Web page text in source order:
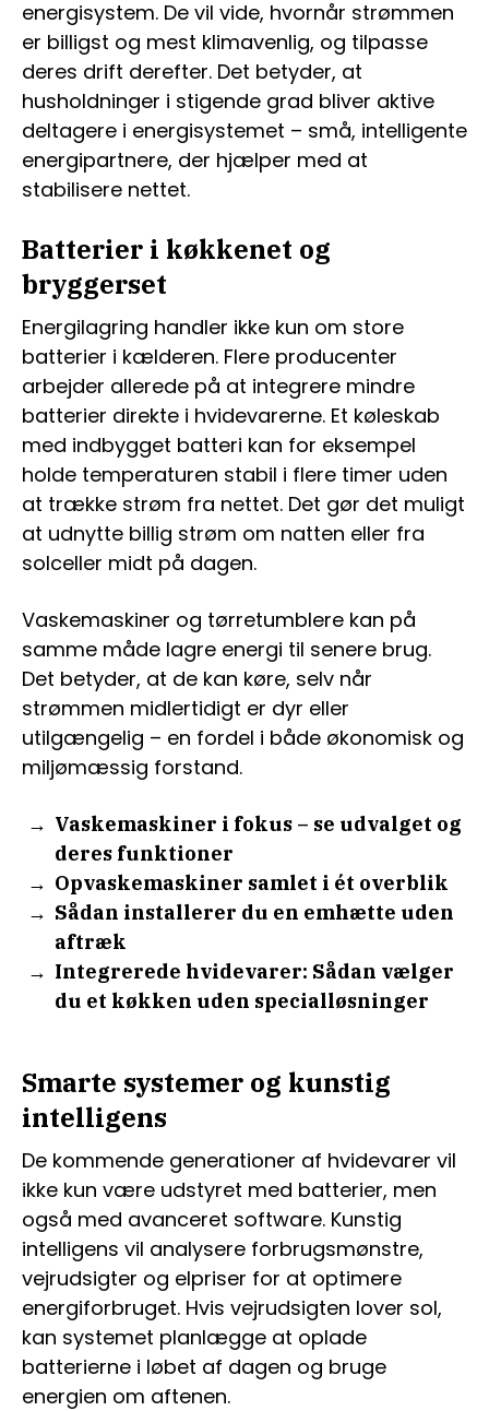
energisystem. De vil vide, hvornår strømmen
er billigst og mest klimavenlig, og tilpasse
deres drift derefter. Det betyder, at
husholdninger i stigende grad bliver aktive
deltagere i energisystemet – små, intelligente
energipartnere, der hjælper med at
stabilisere nettet.
Batterier i køkkenet og
bryggerset
Energilagring handler ikke kun om store
batterier i kælderen. Flere producenter
arbejder allerede på at integrere mindre
batterier direkte i hvidevarerne. Et køleskab
med indbygget batteri kan for eksempel
holde temperaturen stabil i flere timer uden
at trække strøm fra nettet. Det gør det muligt
at udnytte billig strøm om natten eller fra
solceller midt på dagen.
Vaskemaskiner og tørretumblere kan på
samme måde lagre energi til senere brug.
Det betyder, at de kan køre, selv når
strømmen midlertidigt er dyr eller
utilgængelig – en fordel i både økonomisk og
miljømæssig forstand.
Vaskemaskiner i fokus – se udvalget og
deres funktioner
Opvaskemaskiner samlet i ét overblik
Sådan installerer du en emhætte uden
aftræk
Integrerede hvidevarer: Sådan vælger
du et køkken uden specialløsninger
Smarte systemer og kunstig
intelligens
De kommende generationer af hvidevarer vil
ikke kun være udstyret med batterier, men
også med avanceret software. Kunstig
intelligens vil analysere forbrugsmønstre,
vejrudsigter og elpriser for at optimere
energiforbruget. Hvis vejrudsigten lover sol,
kan systemet planlægge at oplade
batterierne i løbet af dagen og bruge
energien om aftenen.